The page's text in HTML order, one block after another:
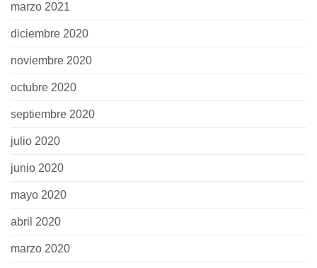
marzo 2021
diciembre 2020
noviembre 2020
octubre 2020
septiembre 2020
julio 2020
junio 2020
mayo 2020
abril 2020
marzo 2020